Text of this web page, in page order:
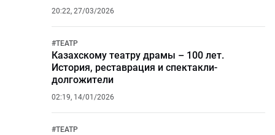
20:22, 27/03/2026
#ТЕАТР
Казахскому театру драмы – 100 лет.
История, реставрация и спектакли-
долгожители
02:19, 14/01/2026
#ТЕАТР